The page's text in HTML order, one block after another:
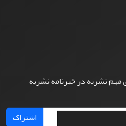
مهم نشریه در خبرنامه نشریه
اشتراک